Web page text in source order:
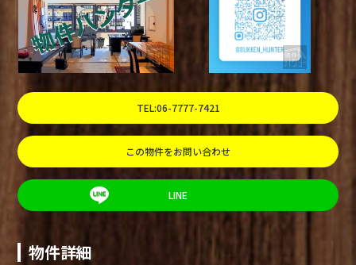
TEL:06-7777-7421
この物件をお問い合わせ
LINE
物件詳細